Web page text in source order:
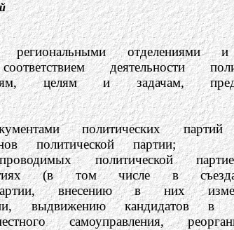
отделениями и
деятельности
целям и задачам,
партий и
политической партии;
политической
(в том числе в
внесению в них
выдвижению
самоуправления,